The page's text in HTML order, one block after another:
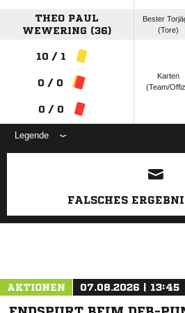
THEO PAUL
WEWERING (36)
Bester
(Tore)
10 / 1
0 / 0
0 / 0
Karten
(Team/
Legende
ANZEIGE
FALSCHES
AKTIONEN 07.08.2026 | 13:45